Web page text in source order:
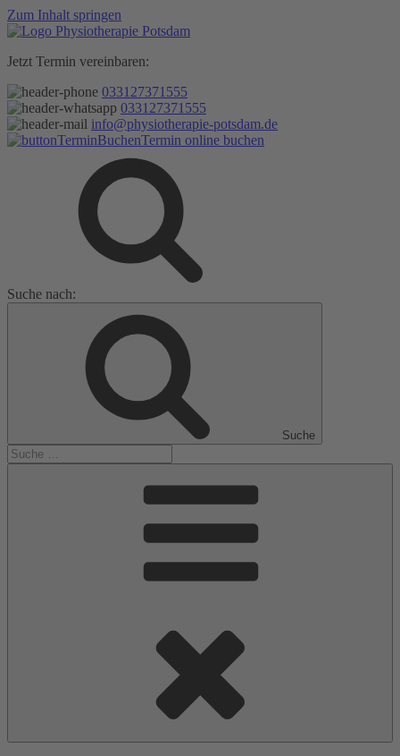
Zum Inhalt springen
Jetzt Termin vereinbaren:
033127371555
033127371555
info@physiotherapie-potsdam.de
Termin online buchen
Suche nach:
Suche